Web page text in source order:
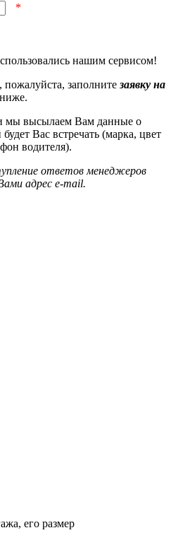
*
нашим сервисом!
пожалуйста, заполнитезаявку на
мы высылаем Вам данные о
Вас встречать (марка, цвет
водителя).
ответов менеджеров
адрес e-mail.
его размер